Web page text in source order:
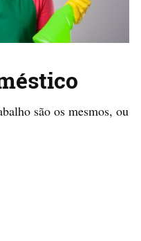
são os mesmos, ou